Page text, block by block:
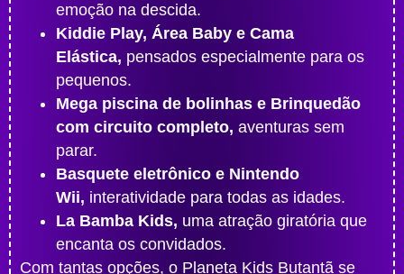
emoção na descida.
Kiddie Play, Área Baby e Cama
Elástica, pensados especialmente para os
pequenos.
Mega piscina de bolinhas e Brinquedão
com circuito completo, aventuras sem
parar.
Basquete eletrônico e Nintendo
Wii, interatividade para todas as idades.
La Bamba Kids, uma atração giratória que
encanta os convidados.
Com tantas opções, o Planeta Kids Butantã se